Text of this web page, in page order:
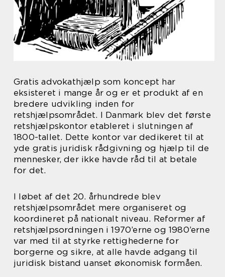
Gratis advokathjælp som koncept har
eksisteret i mange år og er et produkt af en
bredere udvikling inden for
retshjælpsområdet. I Danmark blev det første
retshjælpskontor etableret i slutningen af
1800-tallet. Dette kontor var dedikeret til at
yde gratis juridisk rådgivning og hjælp til de
mennesker, der ikke havde råd til at betale
for det.
I løbet af det 20. århundrede blev
retshjælpsområdet mere organiseret og
koordineret på nationalt niveau. Reformer af
retshjælpsordningen i 1970’erne og 1980’erne
var med til at styrke rettighederne for
borgerne og sikre, at alle havde adgang til
juridisk bistand uanset økonomisk formåen.